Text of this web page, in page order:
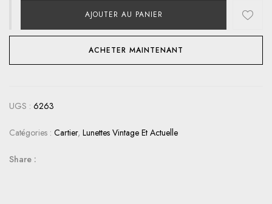
AJOUTER AU PANIER
ACHETER MAINTENANT
UGS : 6263
Catégories : Cartier, Lunettes Vintage Et Actuelle
Share :